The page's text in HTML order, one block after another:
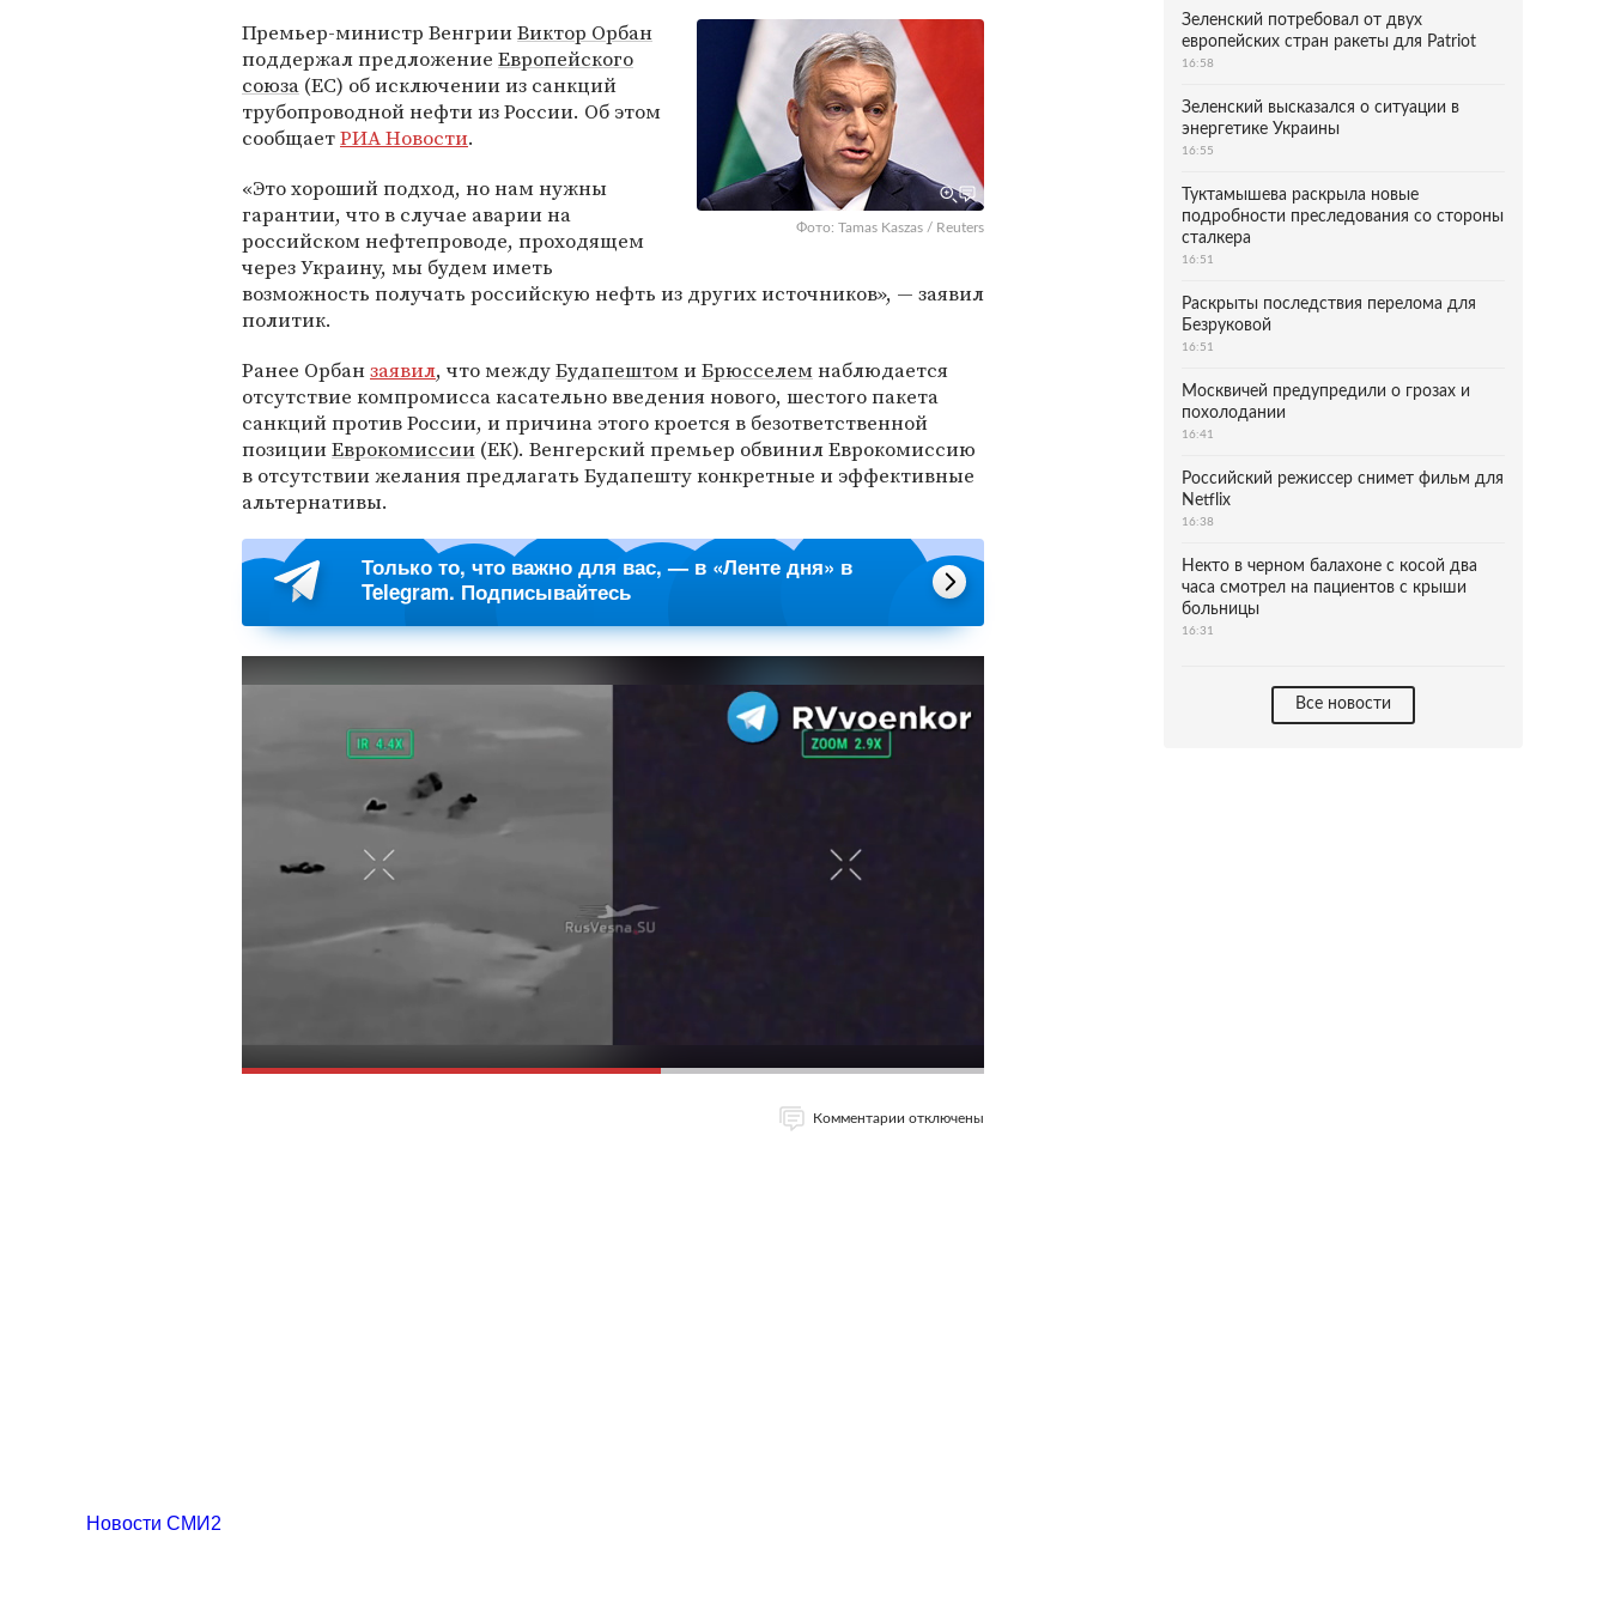
Фото: Tamas Kaszas / Reuters
Премьер-министр ВенгрииВиктор Орбан
поддержал предложение Европейского
союза (ЕС) об исключении из санкций
трубопроводной нефти из России. Об этом
сообщаетРИА Новости.
«Это хороший подход, но нам нужны
гарантии, что в случае аварии на
российском нефтепроводе, проходящем
через Украину, мы будем иметь
возможность получать российскую нефть из других источников», — заявил
политик.
Ранее Орбанзаявил, что междуБудапештомиБрюсселемнаблюдается
отсутствие компромисса касательно введения нового, шестого пакета
санкций против России, и причина этого кроется в безответственной
позицииЕврокомиссии (ЕК). Венгерский премьер обвинил Еврокомиссию
в отсутствии желания предлагать Будапешту конкретные и эффективные
альтернативы.
Только то, что важно для вас, — в «Ленте дня» в
Telegram. Подписывайтесь
Комментарии отключены
Зеленский потребовал от двух
европейских стран ракеты для Patriot
16:58
Зеленский высказался о ситуации в
энергетике Украины
16:55
Туктамышева раскрыла новые
подробности преследования со стороны
сталкера
16:51
Раскрыты последствия перелома для
Безруковой
16:51
Москвичей предупредили о грозах и
похолодании
16:41
Российский режиссер снимет фильм для
Netflix
16:38
Некто в черном балахоне с косой два
часа смотрел на пациентов с крыши
больницы
16:31
Все новости
Новости СМИ2